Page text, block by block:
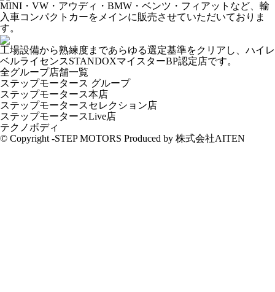
MINI・VW・アウディ・BMW・ベンツ・フィアットなど、輸
入車コンパクトカーをメインに販売させていただいておりま
す。
工場設備から熟練度まであらゆる選定基準をクリアし、ハイレ
ベルライセンスSTANDOXマイスターBP認定店です。
全グループ店舗一覧
ステップモータース グループ
ステップモータース本店
ステップモータースセレクション店
ステップモータースLive店
テクノボディ
© Copyright -STEP MOTORS Produced by 株式会社AITEN